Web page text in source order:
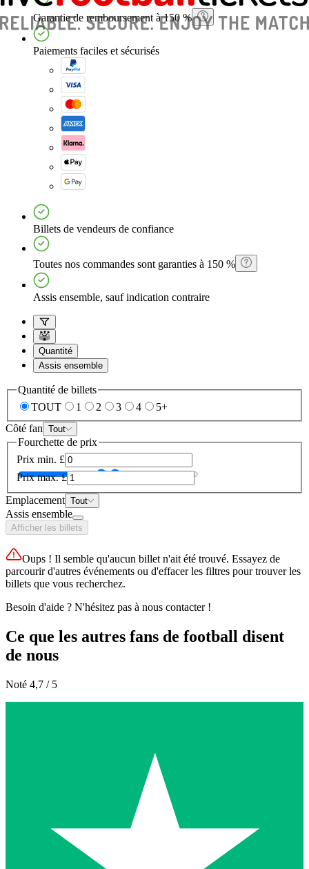
Garantie de remboursement à 150 %
Paiements faciles et sécurisés
Billets de vendeurs de confiance
Toutes nos commandes sont garanties à 150 %
Assis ensemble, sauf indication contraire
Quantité
Assis ensemble
Quantité de billets
TOUT
1 2 3 4
5+
Côté fan Tout
Fourchette de prix
Prix min. £
Prix max. £
Emplacement Tout
Assis ensemble
Afficher les billets
Oups ! Il semble qu'aucun billet n'ait été trouvé. Essayez de
parcourir d'autres événements ou d'effacer les filtres pour trouver les
billets que vous recherchez.
Besoin d'aide ? N'hésitez pas à nous contacter !
Ce que les autres fans de football disent
de nous
Noté 4,7 / 5